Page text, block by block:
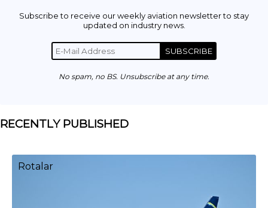
Subscribe to receive our weekly aviation newsletter to stay
updated on industry news.
SUBSCRIBE
No spam, no BS. Unsubscribe at any time.
RECENTLY PUBLISHED
Rotalar